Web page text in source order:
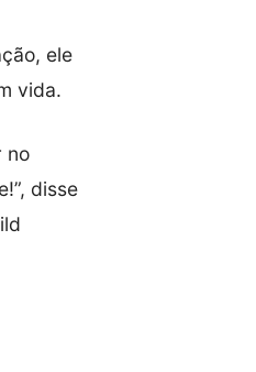
ele
vida.
no
disse